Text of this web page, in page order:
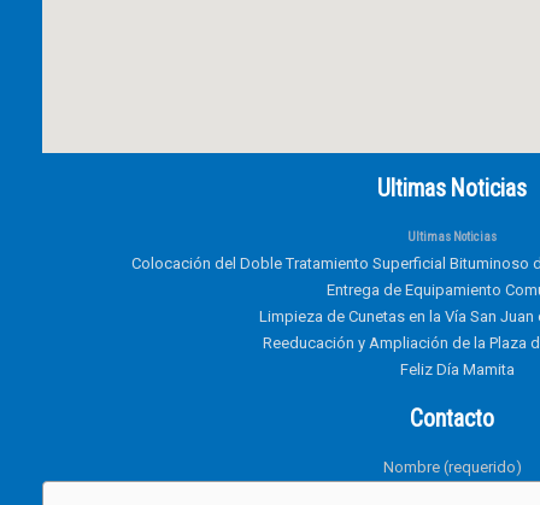
Ultimas Noticias
Ultimas Noticias
Colocación del Doble Tratamiento Superficial Bituminoso
Entrega de Equipamiento
Limpieza de Cunetas en la Vía San Juan
Reeducación y Ampliación de la Plaza
Feliz Día Mamita
Contacto
Nombre (requerido)